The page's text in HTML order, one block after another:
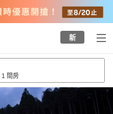
新
1 間房